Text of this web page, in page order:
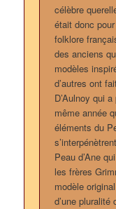
célèbre
était donc
folklore
des anciens
modèles
d’autres ont
D’Aulnoy qui
même année
éléments du
Peau d’Ane
les frères
modèle
d’une pluralité